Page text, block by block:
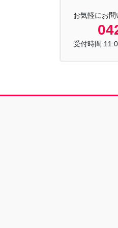
お気軽にお問
受付時間